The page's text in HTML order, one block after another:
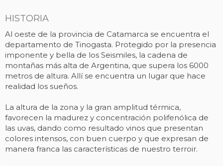
HISTORIA
Al oeste de la provincia de Catamarca se encuentra el
departamento de Tinogasta. Protegido por la presencia
imponente y bella de los Seismiles, la cadena de
montañas más alta de Argentina, que supera los 6000
metros de altura. Allí se encuentra un lugar que hace
realidad los sueños.
La altura de la zona y la gran amplitud térmica,
favorecen la madurez y concentración polifenólica de
las uvas, dando como resultado vinos que presentan
colores intensos, con buen cuerpo y que expresan de
manera franca las características de nuestro terroir.